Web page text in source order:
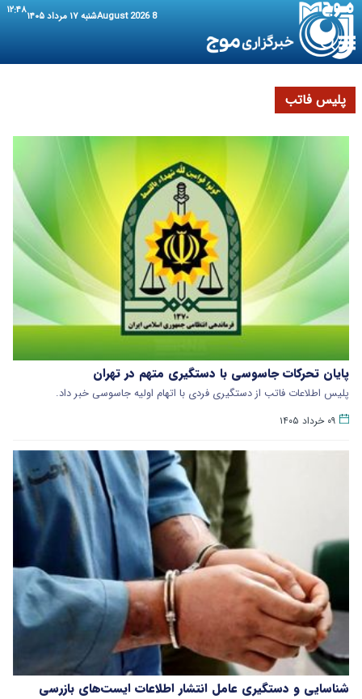
8 August 2026 شنبه ۱۷ مرداد ۱۴۰۵ ۱۲:۴۸
پلیس فاتب
پایان تحرکات جاسوسی با دستگیری متهم در تهران
پلیس اطلاعات فاتب از دستگیری فردی با اتهام اولیه جاسوسی خبر داد.
۰۹ خرداد ۱۴۰۵
شناسایی و دستگیری عامل انتشار اطلاعات ایست‌های بازرسی